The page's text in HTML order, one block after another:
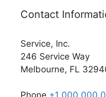
Contact
Service, Inc.
246 Service Way
Melbourne, FL